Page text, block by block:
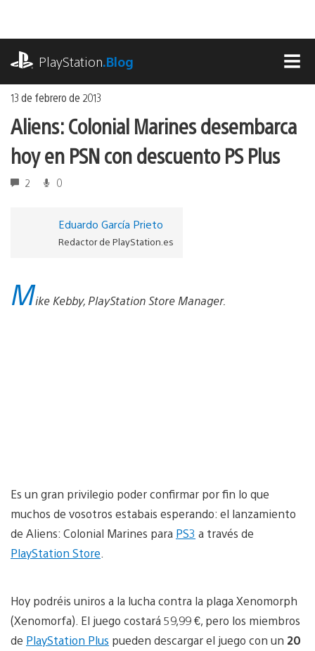
contenido
PlayStation.Blog
13 de febrero de 2013
Aliens: Colonial Marines desembarca
hoy en PSN con descuento PS Plus
2 0
Eduardo García Prieto
Redactor de PlayStation.es
Mike Kebby, PlayStation Store Manager.
Es un gran privilegio poder confirmar por fin lo que
muchos de vosotros estabais esperando: el lanzamiento
de Aliens: Colonial Marines para PS3 a través de
PlayStation Store
Hoy podréis uniros a la lucha contra la plaga Xenomorph
(Xenomorfa). El juego costará 59,99 €, pero los miembros
de PlayStation Plus pueden descargar el juego con un 20